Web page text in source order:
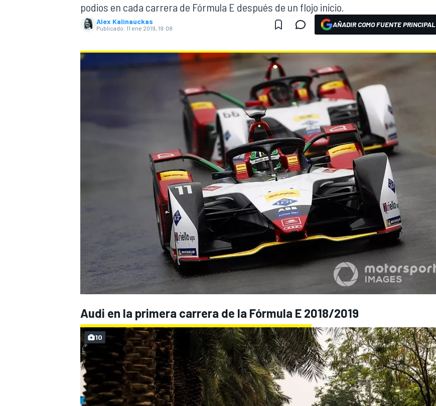
FÓRMULA E
podios en cada carrera de Fórmula E después de un flojo inicio.
Alex Kalinauckas
Publicado: 11 ene 2019, 19:08 AÑADIR COMO FUENTE PRINCIPAL
Audi en la primera carrera de la Fórmula E 2018/2019
10